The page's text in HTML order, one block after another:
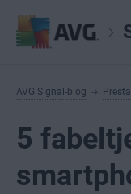
AVG Signal-blog
5